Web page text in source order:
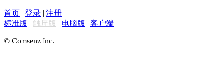
首页 | 登录 | 注册
标准版 | 触屏版 | 电脑版 | 客户端
© Comsenz Inc.